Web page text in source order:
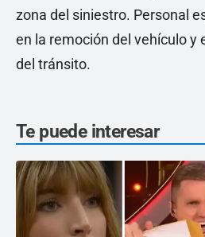
zona del siniestro. Personal
en la remoción del vehículo y
del tránsito.
Te puede interesar